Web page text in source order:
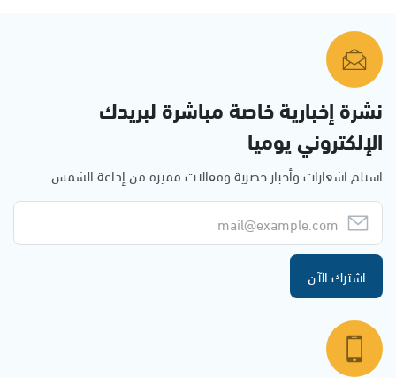
نشرة إخبارية خاصة مباشرة لبريدك
الإلكتروني يوميا
استلم اشعارات وأخبار حصرية ومقالات مميزة من إذاعة الشمس
اشترك الآن